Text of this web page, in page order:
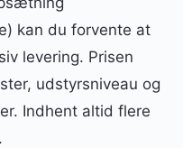
kan du forvente at
levering. Prisen
udstyrsniveau og
Indhent altid flere